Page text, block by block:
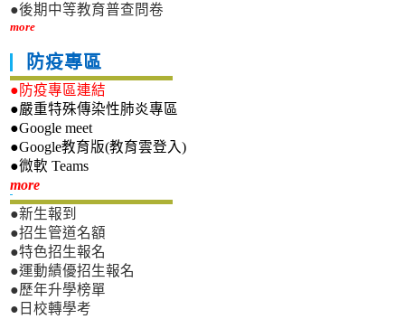
●後期中等教育普查問卷
more
防疫專區
●防疫專區連結
●嚴重特殊傳染性肺炎專區
●Google meet
●Google教育版(教育雲登入)
●微軟 Teams
more新生專區
●新生報到
●招生管道名額
●特色招生報名
●運動績優招生報名
●歷年升學榜單
●日校轉學考